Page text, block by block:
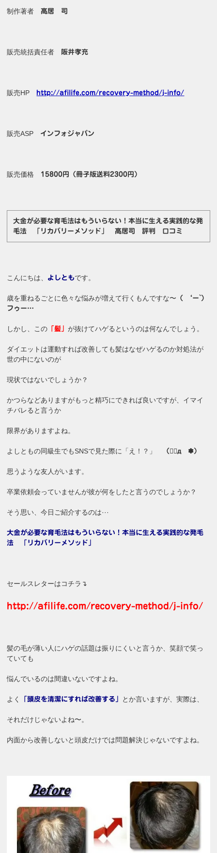
制作著者高居 司
販売統括責任者 阪井孝充
販売HP http://afilife.com/recovery-method/j-info/
販売ASP インフォジャパン
販売価格 15800円（冊子版送料2300円）
大金が必要な育毛法はもういらない！本当に生える実践的な発
毛法 「リカバリーメソッド」 高居司 評判 口コミ
こんにちは、 よしともです。
歳を重ねるごとに色々な悩みが増えて行くもんですな〜
（ ‘ー`）
フゥー…
しかし、この 「髪」が抜けてハゲるというのは何なんでしょう。
ダイエットは運動すれば改善しても髪はなぜハゲるのか対処法が
世の中にないのが
現状ではないでしょうか？
かつらなどありますがもっと精巧にできれば良いですが、イマイ
チバレると言うか
限界がありますよね。
よしともの同級生でもSNSで見た際に「え！？」 （✽゚д゚✽）
思うような友人がいます。
卒業依頼会っていませんが彼が何をしたと言うのでしょうか？
そう思い、今日ご紹介するのは···
大金が必要な育毛法はもういらない！本当に生える実践的な発毛
法 「リカバリーメソッド」
セールスレターはコチラ↴
http://afilife.com/recovery-method/j-info/
髪の毛が薄い人にハゲの話題は振りにくいと言うか、笑顔で笑っ
ていても
悩んでいるのは間違いないですよね。
よく 「頭皮を清潔にすれば改善する」 とか言いますが、実際は、
それだけじゃないよね〜。
内面から改善しないと頭皮だけでは問題解決じゃないですよね。